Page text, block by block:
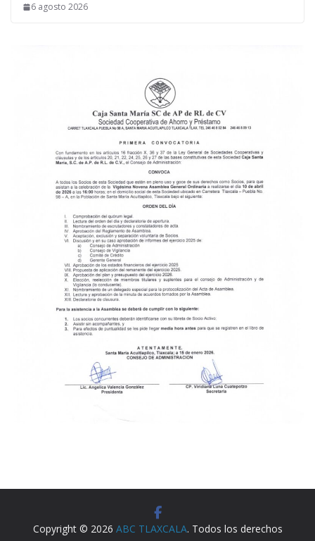
6 agosto 2026
Copyright © 2026 ABC TLAXCALA. Todos los derechos